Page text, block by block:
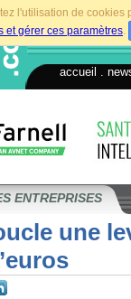
l'utilisation de
et gérer ces paramètres.
accueil
ENTREPRISES
une